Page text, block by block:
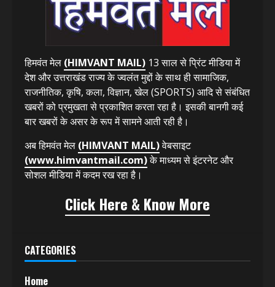
ABOUT US
हिमवंत मेल(HIMVANT MAIL)13 साल से प्रिंट मीडिया में
देश और उत्तराखंड राज्य के ज्वलंत मुद्दों के साथ ही सामाजिक,
राजनीतिक, कृषि, कला, विज्ञान, खेल (SPORTS) आदि से संबंधित
बार खबरों के असर के रूप में सामने आती रही है।
(www.himvantmail.com)
सोशल मीडिया में कदम रख रहा है।